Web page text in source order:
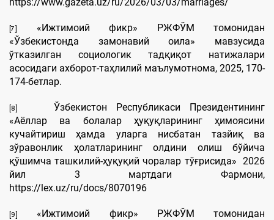
[7]
«Ижтимоий фикр» РЖФЎМ томонидан
«Ўзбекистонда замонавий оила» мавзусида
ўтказилган социологик тадқиқот натижалари
асосидаги ахборот-таҳлилий маълумотнома, 2025, 170-
174-бетлар.
[8]
Ўзбекистон Республикаси Президентининг
«Аёллар ва болалар ҳуқуқларининг ҳимоясини
кучайтириш ҳамда уларга нисбатан тазйиқ ва
зўравонлик ҳолатларининг олдини олиш бўйича
қўшимча ташкилий-ҳуқуқий чоралар тўғрисида» 2026
йил 3 мартдаги Фармони,
https://lex.uz/ru/docs/8070196
[9]
«Ижтимоий фикр» РЖФЎМ томонидан